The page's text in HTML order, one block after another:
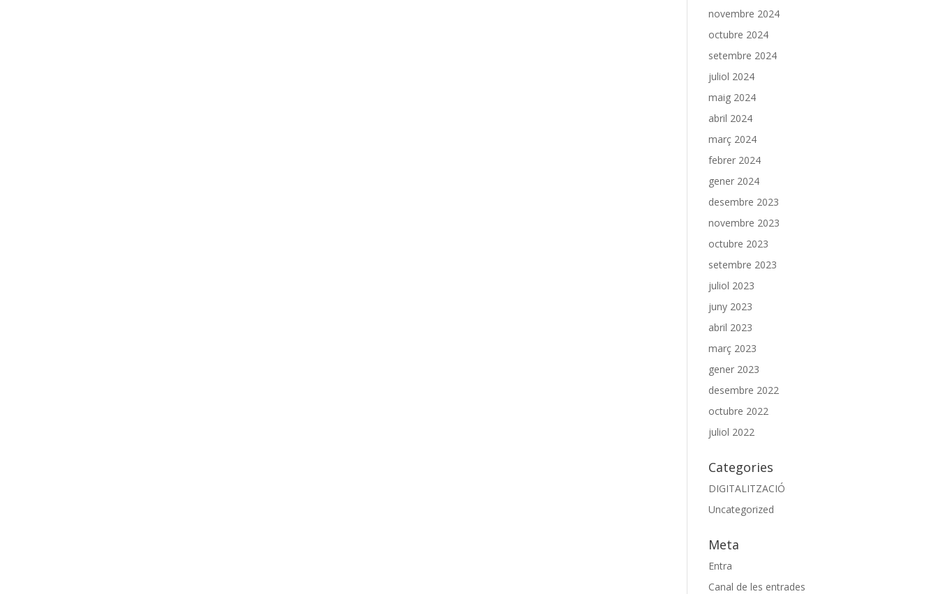
novembre 2024
octubre 2024
setembre 2024
juliol 2024
maig 2024
abril 2024
març 2024
febrer 2024
gener 2024
desembre 2023
novembre 2023
octubre 2023
setembre 2023
juliol 2023
juny 2023
abril 2023
març 2023
gener 2023
desembre 2022
octubre 2022
juliol 2022
Categories
DIGITALITZACIÓ
Uncategorized
Meta
Entra
Canal de les entrades